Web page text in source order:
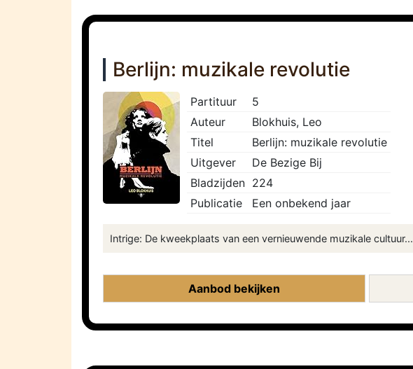
Berlijn: muzikale revolutie
Partituur
5
Auteur
Blokhuis, Leo
Titel
Berlijn: muzikale revolutie
Uitgever
De Bezige Bij
Bladzijden 224
Publicatie
Een onbekend jaar
Intrige: De kweekplaats van een vernieuwende muzikale cultuur...
Aanbod bekijken